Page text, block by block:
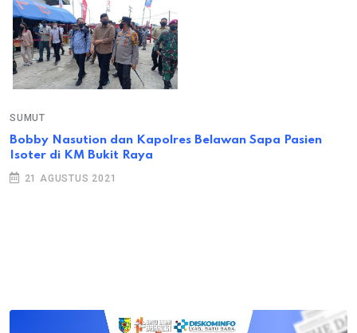
SUMUT
Bobby Nasution dan Kapolres Belawan Sapa Pasien
Isoter di KM Bukit Raya
21 AGUSTUS 2021